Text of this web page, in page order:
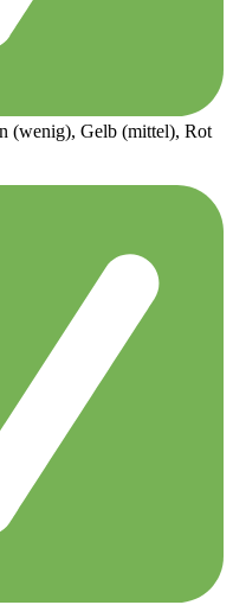
(wenig), Gelb (mittel), Rot